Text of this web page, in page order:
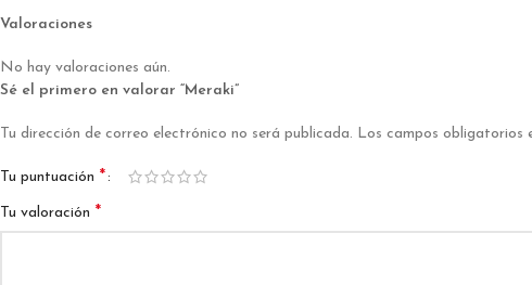
Valoraciones
No hay valoraciones aún.
Sé el primero en valorar “Meraki”
Tu dirección de correo electrónico no será publicada. Los campos obligatorios
Tu puntuación *
Tu valoración *